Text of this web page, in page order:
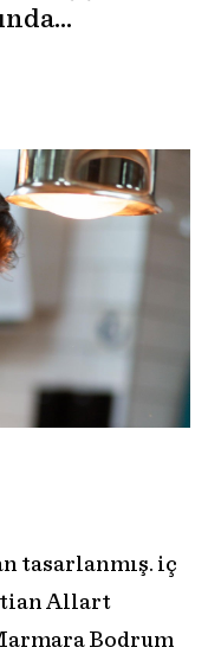
tasarlanmış. iç
Allart
Bodrum